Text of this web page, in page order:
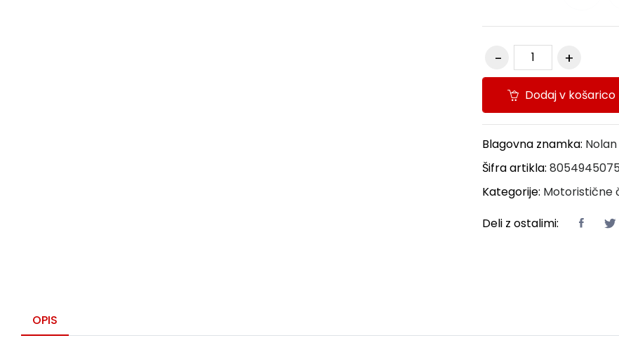
Dodaj v košarico
Blagovna znamka: Nolan
Šifra artikla:
Kategorije: Motoristične
Deli z ostalimi:
OPIS